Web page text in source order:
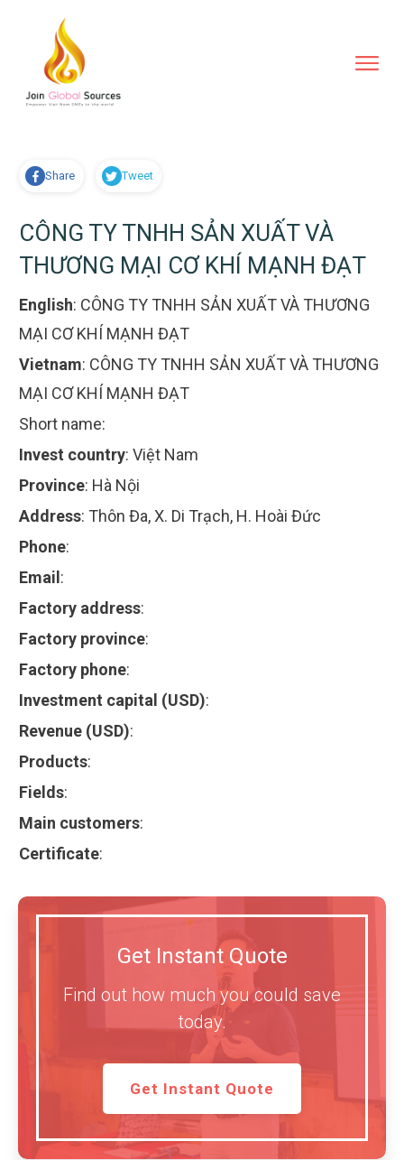
Share Tweet
CÔNG TY TNHH SẢN XUẤT VÀ
THƯƠNG MẠI CƠ KHÍ MẠNH ĐẠT
English: CÔNG TY TNHH SẢN XUẤT VÀ THƯƠNG
MẠI CƠ KHÍ MẠNH ĐẠT
Vietnam: CÔNG TY TNHH SẢN XUẤT VÀ THƯƠNG
MẠI CƠ KHÍ MẠNH ĐẠT
Short name:
Invest country: Việt Nam
Province: Hà Nội
Address: Thôn Đa, X. Di Trạch, H. Hoài Đức
Phone:
Email :
Factory address:
Factory province:
Factory phone:
Investment capital (USD):
Revenue (USD):
Products:
Fields:
Main customers:
Certificate:
Get Instant Quote
Find out how much you could save
today.
Get Instant Quote